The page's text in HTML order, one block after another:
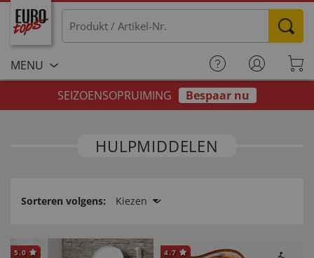
MENU
SEIZOENSOPRUIMING
Bespaar nu
HULPMIDDELEN
Sorteren volgens: Kiezen
5.0 4.7